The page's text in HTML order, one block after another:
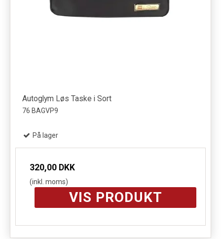
Autoglym Løs Taske i Sort
76 BAGVP9
På lager
320,00 DKK
(inkl. moms)
VIS PRODUKT